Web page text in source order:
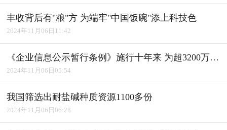
丰收背后有"粮"方 为端牢"中国饭碗"添上科技色
2024年11月06日11:42
《企业信息公示暂行条例》施行十年来 为超3200万户经营主体修复信用
2024年11月06日05:54
我国筛选出耐盐碱种质资源1100多份
2024年11月06日06:28